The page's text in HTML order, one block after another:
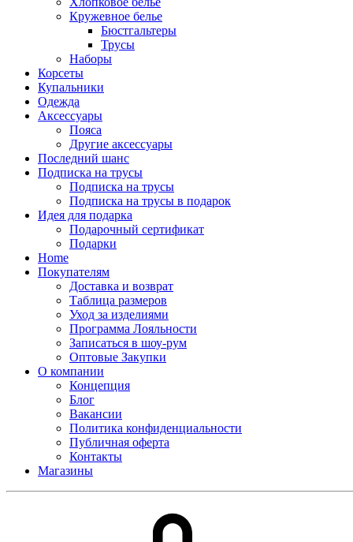
Кружевное белье
Бюстгальтеры
Трусы
Наборы
Корсеты
Купальники
Одежда
Аксессуары
Пояса
Другие аксессуары
Последний шанс
Подписка на трусы
Подписка на трусы
Подписка на трусы в подарок
Идея для подарка
Подарочный сертификат
Подарки
Home
Покупателям
Доставка и возврат
Таблица размеров
Уход за изделиями
Программа Лояльности
Записаться в шоу-рум
Оптовые Закупки
О компании
Концепция
Блог
Вакансии
Политика конфиденциальности
Публичная оферта
Контакты
Магазины